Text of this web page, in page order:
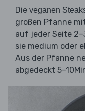
Die veganen
großen Pfanne
auf jeder Seite
sie medium oder
Aus der Pfanne
abgedeckt